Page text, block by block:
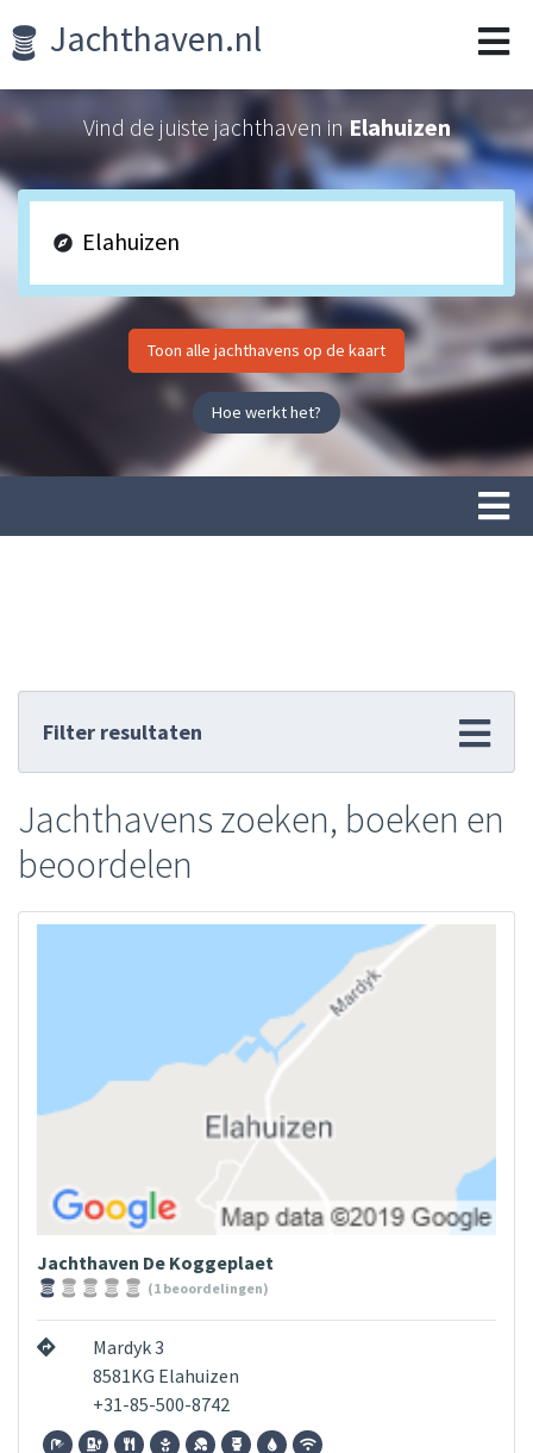
Jachthaven.nl
Vind de juiste jachthaven inElahuizen
Toon alle jachthavens op de kaart
Hoe werkt het?
Filter resultaten
Jachthavens zoeken, boeken en
beoordelen
Jachthaven De Koggeplaet
(1 beoordelingen)
Mardyk 3
8581KG Elahuizen
+31-85-500-8742